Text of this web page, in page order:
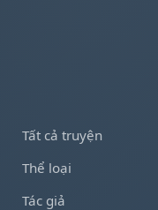
Tất cả truyện
Thể loại
Tác giả